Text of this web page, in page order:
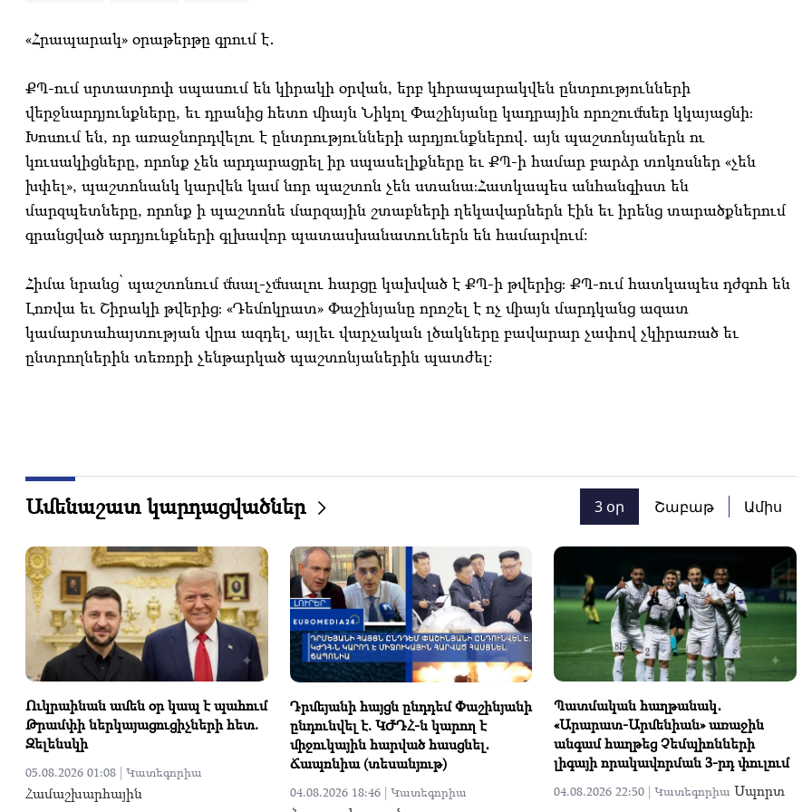
«Հրապարակ» օրաթերթը գրում է․
ՔՊ-ում սրտատրոփ սպասում են կիրակի օրվան, երբ կհրապարակվեն ընտրությունների
վերջնարդյունքները, եւ դրանից հետո միայն Նիկոլ Փաշինյանը կադրային որոշումներ կկայացնի։
Խոսում են, որ առաջնորդվելու է ընտրությունների արդյունքներով․ այն պաշտոնյաներն ու
կուսակիցները, որոնք չեն արդարացրել իր սպասելիքները եւ ՔՊ-ի համար բարձր տոկոսներ «չեն
խփել», պաշտոնանկ կարվեն կամ նոր պաշտոն չեն ստանա։Հատկապես անհանգիստ են
մարզպետները, որոնք ի պաշտոնե մարզային շտաբների ղեկավարներն էին եւ իրենց տարածքներում
գրանցված արդյունքների գլխավոր պատասխանատուներն են համարվում:
Հիմա նրանց՝ պաշտոնում մնալ-չմնալու հարցը կախված է ՔՊ-ի թվերից։ ՔՊ-ում հատկապես դժգոհ են
Լոռվա եւ Շիրակի թվերից։ «Դեմոկրատ» Փաշինյանը որոշել է ոչ միայն մարդկանց ազատ
կամարտահայտության վրա ազդել, այլեւ վարչական լծակները բավարար չափով չկիրառած եւ
ընտրողներին տեռորի չենթարկած պաշտոնյաներին պատժել:
Ամենաշատ կարդացվածներ 3 օր Շաբաթ Ամիս
Ուկրաինան ամեն օր կապ է պահում
Թրամփի ներկայացուցիչների հետ.
Զելենսկի
05.08.2026 01:08 | Կատեգորիա
Համաշխարհային
Դրմեյանի հայցն ընդդեմ Փաշինյանի
ընդունվել է. ԿԺԴՀ-ն կարող է
միջուկային հարված հասցնել․
Ճապոնիա (տեսանյութ)
04.08.2026 18:46 | Կատեգորիա
Պատմական հաղթանակ․
«Արարատ-Արմենիան» առաջին
անգամ հաղթեց Չեմպիոնների
լիգայի որակավորման 3-րդ փուլում
04.08.2026 22:50 | ԿատեգորիաՍպորտ